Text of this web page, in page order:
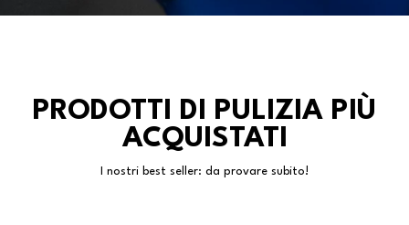
PRODOTTI DI PULIZIA PIÙ
ACQUISTATI
I nostri best seller: da provare subito!